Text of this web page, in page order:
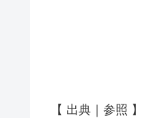
【 出典｜参照 】